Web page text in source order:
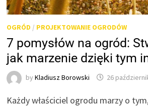
OGRÓD / PROJEKTOWANIE OGRODÓW
7 pomysłów na ogród:
jak marzenie dzięki tym
byKladiusz Borowski 26
Każdy właściciel ogrodu marzy o